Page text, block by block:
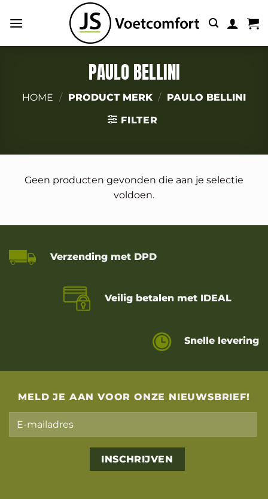
naar
PAULO BELLINI
HOME / PRODUCT MERK / PAULO BELLINI
FILTER
Geen producten gevonden die aan je selectie
voldoen.
Verzending met DPD
Veilig betalen met IDEAL
Snelle levering
MELD JE AAN VOOR ONZE NIEUWSBRIEF!